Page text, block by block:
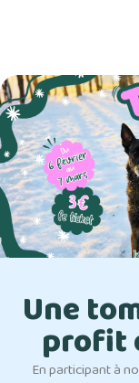
Une
profit
En participant à